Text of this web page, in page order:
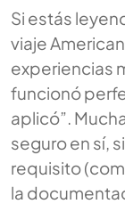
Si estás
viaje
experiencias
funcionó
aplicó”.
seguro en sí,
requisito
la